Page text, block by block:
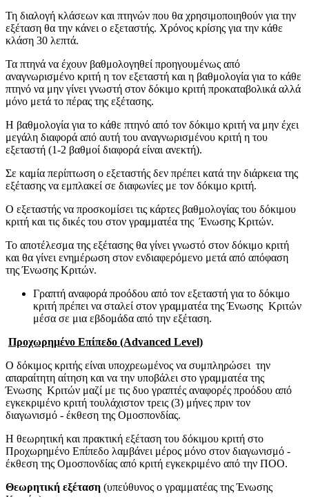
Τη διαλογή κλάσεων και πτηνών που θα χρησιμοποιηθούν για την
εξέταση θα την κάνει ο εξεταστής. Χρόνος κρίσης για την κάθε
κλάση 30 λεπτά.
Τα πτηνά να έχουν βαθμολογηθεί προηγουμένως από
αναγνωρισμένο κριτή η τον εξεταστή και η βαθμολογία για το κάθε
πτηνό να μην γίνει γνωστή στον δόκιμο κριτή προκαταβολικά αλλά
μόνο μετά το πέρας της εξέτασης.
Η βαθμολογία για το κάθε πτηνό από τον δόκιμο κριτή να μην έχει
μεγάλη διαφορά από αυτή του αναγνωρισμένου κριτή η του
εξεταστή (1-2 βαθμοί διαφορά είναι ανεκτή).
Σε καμία περίπτωση ο εξεταστής δεν πρέπει κατά την διάρκεια της
εξέτασης να εμπλακεί σε διαφωνίες με τον δόκιμο κριτή.
Ο εξεταστής να προσκομίσει τις κάρτες βαθμολογίας του δόκιμου
κριτή και τις δικές του στον γραμματέα της Ένωσης Κριτών.
Το αποτέλεσμα της εξέτασης θα γίνει γνωστό στον δόκιμο κριτή
και θα γίνει ενημέρωση στον ενδιαφερόμενο μετά από απόφαση
της Ένωσης Κριτών.
Γραπτή αναφορά προόδου από τον εξεταστή για το δόκιμο
κριτή πρέπει να σταλεί στον γραμματέα της Ένωσης Κριτών
μέσα σε μια εβδομάδα από την εξέταση.
Προχωρημένο Επίπεδο (Advanced Level)
Ο δόκιμος κριτής είναι υποχρεωμένος να συμπληρώσει την
απαραίτητη αίτηση και να την υποβάλει στο γραμματέα της
Ένωσης Κριτών μαζί με τις δυο γραπτές αναφορές προόδου από
εγκεκριμένο κριτή τουλάχιστον τρεις (3) μήνες πριν τον
διαγωνισμό - έκθεση της Ομοσπονδίας.
Η θεωρητική και πρακτική εξέταση του δόκιμου κριτή στο
Προχωρημένο Επίπεδο λαμβάνει μέρος μόνο στον διαγωνισμό -
έκθεση της Ομοσπονδίας από κριτή εγκεκριμένο από την ΠΟΟ.
Θεωρητική εξέταση (υπεύθυνος ο γραμματέας της Ένωσης